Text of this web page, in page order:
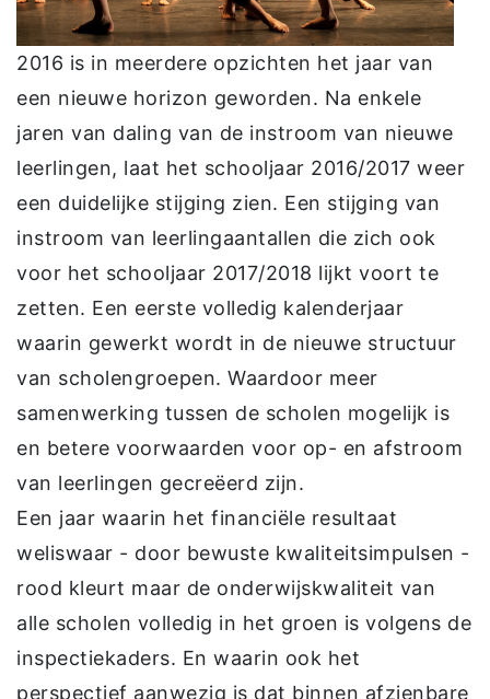
2016 is in meerdere opzichten het jaar van
een nieuwe horizon geworden. Na enkele
jaren van daling van de instroom van nieuwe
leerlingen, laat het schooljaar 2016/2017 weer
een duidelijke stijging zien. Een stijging van
instroom van leerlingaantallen die zich ook
voor het schooljaar 2017/2018 lijkt voort te
zetten. Een eerste volledig kalenderjaar
waarin gewerkt wordt in de nieuwe structuur
van scholengroepen. Waardoor meer
samenwerking tussen de scholen mogelijk is
en betere voorwaarden voor op- en afstroom
van leerlingen gecreëerd zijn.
Een jaar waarin het financiële resultaat
weliswaar - door bewuste kwaliteitsimpulsen -
rood kleurt maar de onderwijskwaliteit van
alle scholen volledig in het groen is volgens de
inspectiekaders. En waarin ook het
perspectief aanwezig is dat binnen afzienbare